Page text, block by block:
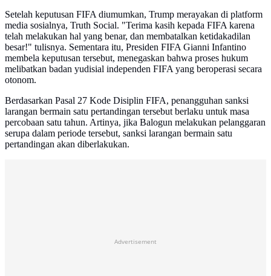
Setelah keputusan FIFA diumumkan, Trump merayakan di platform
media sosialnya, Truth Social. "Terima kasih kepada FIFA karena
telah melakukan hal yang benar, dan membatalkan ketidakadilan
besar!" tulisnya. Sementara itu, Presiden FIFA Gianni Infantino
membela keputusan tersebut, menegaskan bahwa proses hukum
melibatkan badan yudisial independen FIFA yang beroperasi secara
otonom.
Berdasarkan Pasal 27 Kode Disiplin FIFA, penangguhan sanksi
larangan bermain satu pertandingan tersebut berlaku untuk masa
percobaan satu tahun. Artinya, jika Balogun melakukan pelanggaran
serupa dalam periode tersebut, sanksi larangan bermain satu
pertandingan akan diberlakukan.
Advertisement